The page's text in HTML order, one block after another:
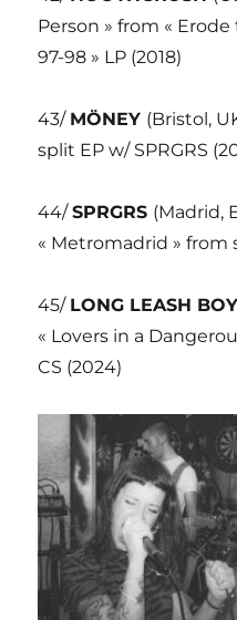
Person » from «
97-98 » LP (2018)
43/ MÖNEY (Bristol,
split EP w/ SPRGRS
44/SPRGRS (Madrid,
« Metromadrid » from
45/ LONG LEASH
« Lovers in a
CS (2024)